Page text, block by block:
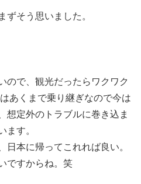
ずそう思いました。
ので、観光だったらワクワク
あくまで乗り継ぎなので今は
想定外のトラブルに巻き込ま
ます。
日本に帰ってこれれば良い。
ですからね。笑